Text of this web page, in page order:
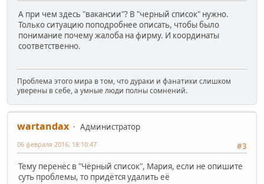
А при чем здесь "вакансии"? В "черный список" нужно.
Только ситуацию поподробнее описать, чтобы было
понимание почему жалоба на фирму. И координаты
соответственно.
Проблема этого мира в том, что дураки и фанатики слишком
уверены в себе, а умные люди полны сомнений.
wartandax
Администратор
#3
06 февраля 2016, 18:10:47
Тему перенёс в "Чёрный список", Мария, если не опишите
суть проблемы, то придётся удалить её